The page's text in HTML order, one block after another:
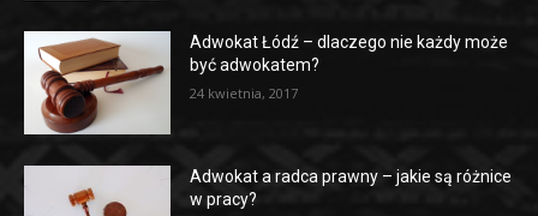
Adwokat Łódź – dlaczego nie każdy może
być adwokatem?
24 kwietnia, 2017
Adwokat a radca prawny – jakie są różnice
w pracy?